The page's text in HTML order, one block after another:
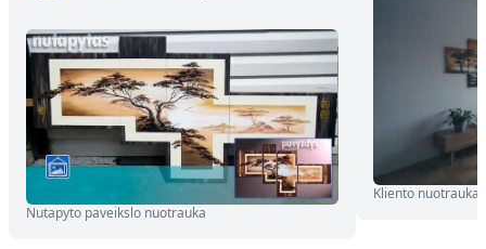
Nutapyto paveikslo nuotrauka
Kliento nuotrauka